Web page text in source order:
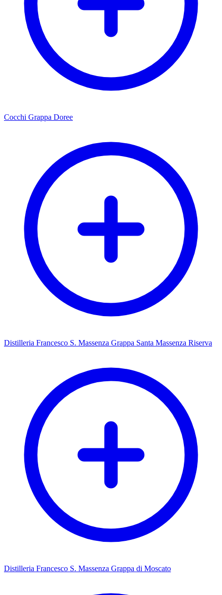
Cocchi Grappa Doree
Distilleria Francesco S. Massenza Grappa Santa Massenza Riserva
Distilleria Francesco S. Massenza Grappa di Moscato